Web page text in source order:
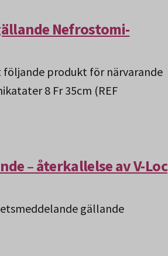
Nefrostomi-
produkt för närvarande
8 Fr 35cm (REF
– återkallelse av V-Loc
gällande